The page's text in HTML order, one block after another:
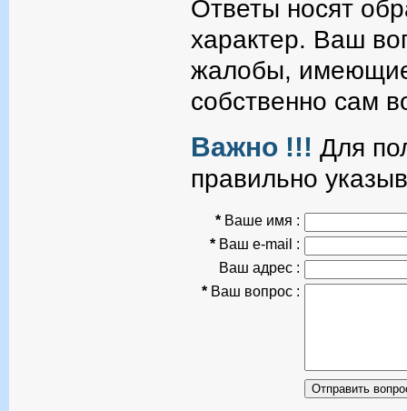
Ответы носят
характер. Ваш
жалобы,
собственно сам
Важно !!! Для
правильно
* Ваше имя :
* Ваш e-mail :
Ваш адрес :
* Ваш вопрос :